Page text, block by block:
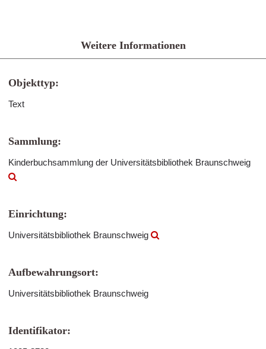
Weitere Informationen
Objekttyp:
Text
Sammlung:
Kinderbuchsammlung der Universitätsbibliothek Braunschweig
Einrichtung:
Universitätsbibliothek Braunschweig
Aufbewahrungsort:
Universitätsbibliothek Braunschweig
Identifikator: